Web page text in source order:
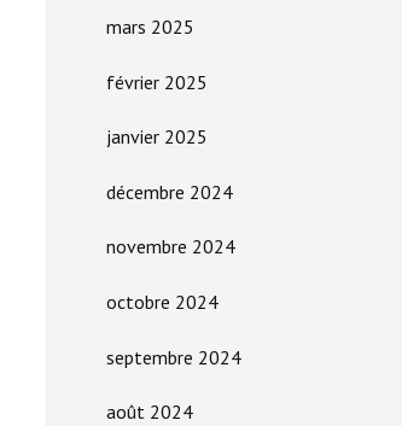
mars 2025
février 2025
janvier 2025
décembre 2024
novembre 2024
octobre 2024
septembre 2024
août 2024